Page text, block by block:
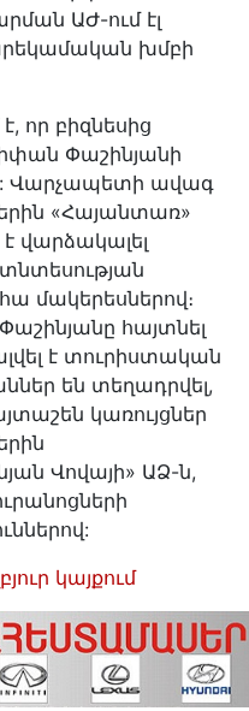
ԱԺ-ում էլ
խմբի
որ բիզնեսից
Փաշինյանի
Վարչապետի ավագ
«Հայանտառ»
վարձակալել
մակերեսներով։
հայտնել
է տուրիստական
են տեղադրվել,
կառույցներ
Վովայի» ԱՁ-ն,
կայքում